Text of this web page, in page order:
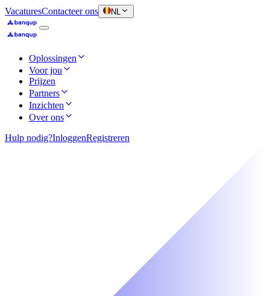
VacaturesContacteer ons NL
Oplossingen
Voor jou
Prijzen
Partners
Inzichten
Over ons
Hulp nodig?InloggenRegistreren